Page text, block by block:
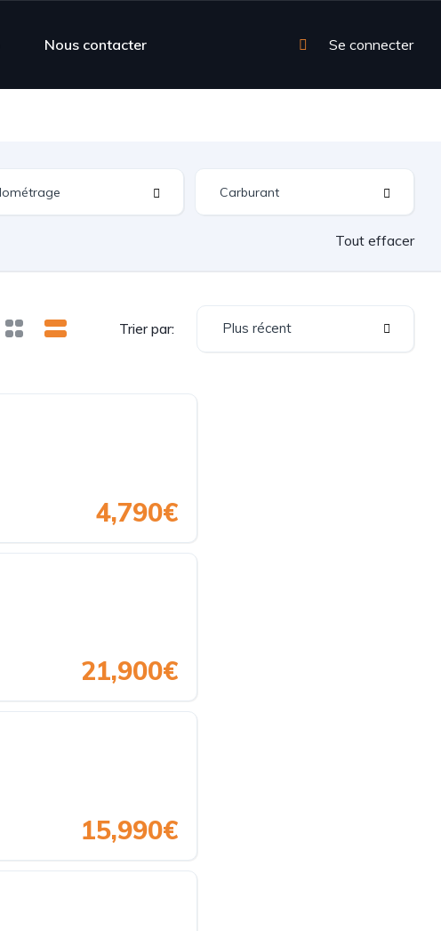
Nous contacter Se connecter
Tout effacer
Trier par: Plus récent
4,790€
21,900€
15,990€